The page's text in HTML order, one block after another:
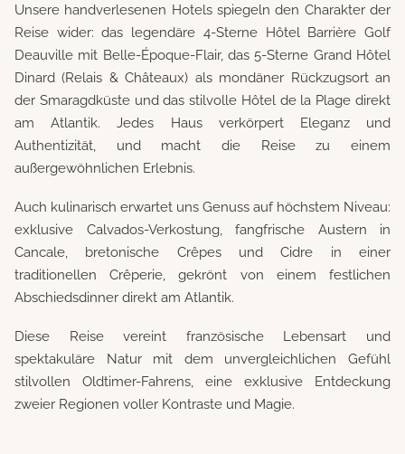
Unsere handverlesenen Hotels spiegeln den Charakter der
Reise wider: das legendäre 4-Sterne Hôtel Barrière Golf
Deauville mit Belle-Époque-Flair, das 5-Sterne Grand Hôtel
Dinard (Relais & Châteaux) als mondäner Rückzugsort an
der Smaragdküste und das stilvolle Hôtel de la Plage direkt
am Atlantik. Jedes Haus verkörpert Eleganz und
Authentizität, und macht die Reise zu einem
außergewöhnlichen Erlebnis.
Auch kulinarisch erwartet uns Genuss auf höchstem Niveau:
exklusive Calvados-Verkostung, fangfrische Austern in
Cancale, bretonische Crêpes und Cidre in einer
traditionellen Crêperie, gekrönt von einem festlichen
Abschiedsdinner direkt am Atlantik.
Diese Reise vereint französische Lebensart und
spektakuläre Natur mit dem unvergleichlichen Gefühl
stilvollen Oldtimer-Fahrens, eine exklusive Entdeckung
zweier Regionen voller Kontraste und Magie.